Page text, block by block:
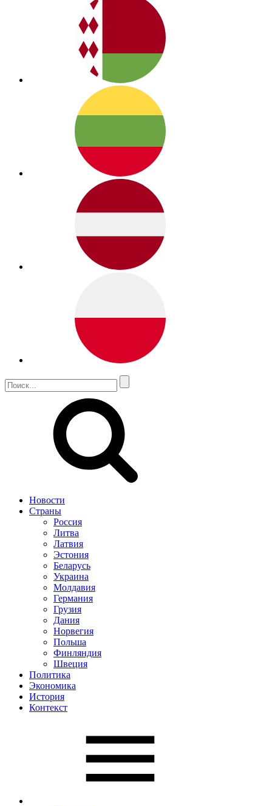
Новости
Страны
Россия
Литва
Латвия
Эстония
Беларусь
Украина
Молдавия
Германия
Грузия
Дания
Норвегия
Польша
Финляндия
Швеция
Политика
Экономика
История
Контекст